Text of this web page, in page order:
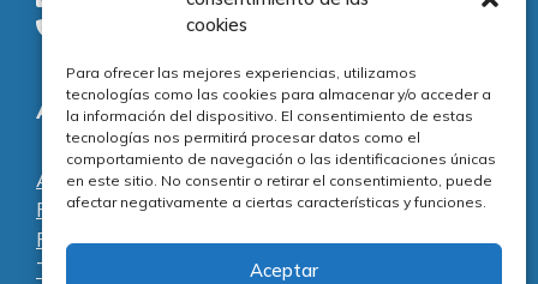
cookies
Para ofrecer las mejores experiencias, utilizamos
tecnologías como las cookies para almacenar y/o acceder a
la información del dispositivo. El consentimiento de estas
tecnologías nos permitirá procesar datos como el
comportamiento de navegación o las identificaciones únicas
en este sitio. No consentir o retirar el consentimiento, puede
afectar negativamente a ciertas características y funciones.
Aceptar
Tel.: 91 811 73 02
Adecuación normativa
Aviso legal
Política de privacidad
Política de cookies
Términos y condiciones